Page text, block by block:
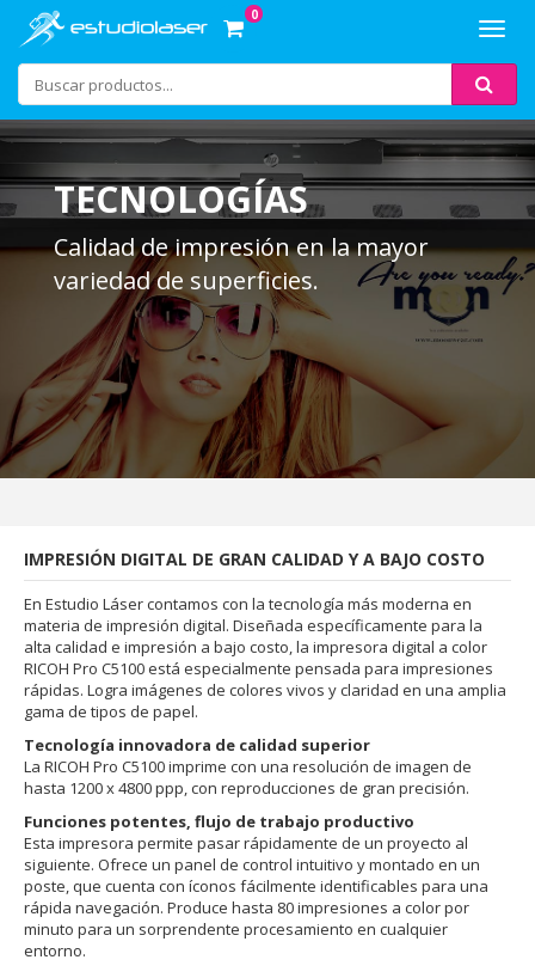
0
TECNOLOGÍAS
Calidad de impresión en la mayor
variedad de superficies.
IMPRESIÓN DIGITAL DE GRAN CALIDAD Y A BAJO COSTO
En Estudio Láser contamos con la tecnología más moderna en
materia de impresión digital. Diseñada específicamente para la
alta calidad e impresión a bajo costo, la impresora digital a color
RICOH Pro C5100 está especialmente pensada para impresiones
rápidas. Logra imágenes de colores vivos y claridad en una amplia
gama de tipos de papel.
Tecnología innovadora de calidad superior
La RICOH Pro C5100 imprime con una resolución de imagen de
hasta 1200 x 4800 ppp, con reproducciones de gran precisión.
Funciones potentes, flujo de trabajo productivo
Esta impresora permite pasar rápidamente de un proyecto al
siguiente. Ofrece un panel de control intuitivo y montado en un
poste, que cuenta con íconos fácilmente identificables para una
rápida navegación. Produce hasta 80 impresiones a color por
minuto para un sorprendente procesamiento en cualquier
entorno.